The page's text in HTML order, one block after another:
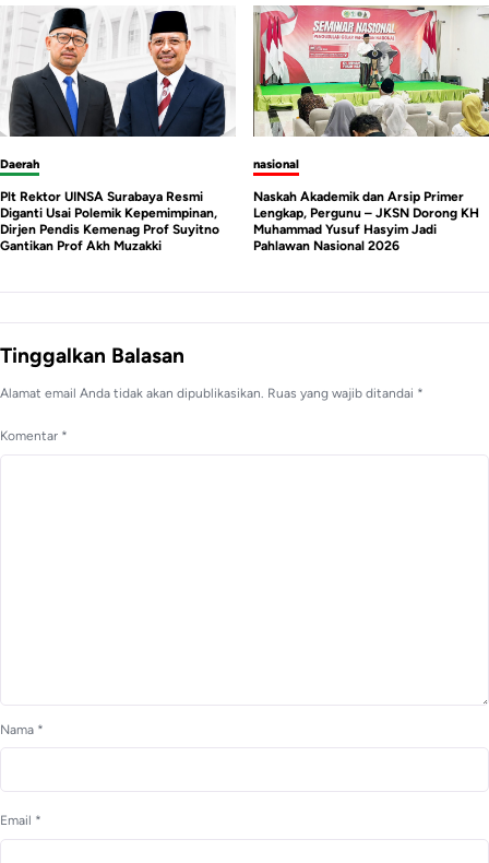
nasional
Naskah Akademik dan Arsip Primer
Lengkap, Pergunu – JKSN Dorong KH
Muhammad Yusuf Hasyim Jadi
Pahlawan Nasional 2026
Daerah
Mahasiswa Demo Kampus UINSA, Mosi
Tidak Percaya dan Desak Menteri
Agama Copot Plt Rektor Karena Cacat
Hukum
Tinggalkan Balasan
Alamat email Anda tidak akan dipublikasikan. Ruas yang wajib ditandai *
Komentar *
Nama *
Email *